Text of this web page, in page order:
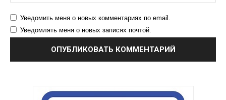
Уведомить меня о новых комментариях по email.
Уведомлять меня о новых записях почтой.